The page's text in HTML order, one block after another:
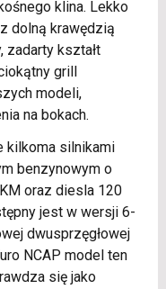
klina. Lekko
dolną krawędzią
zadarty kształt
grill
modeli,
na bokach.
kilkoma silnikami
benzynowym o
oraz diesla 120
jest w wersji 6-
dwusprzęgłowej
NCAP model ten
się jako